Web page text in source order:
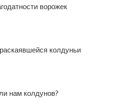
ворожек
колдуньи
нам колдунов?